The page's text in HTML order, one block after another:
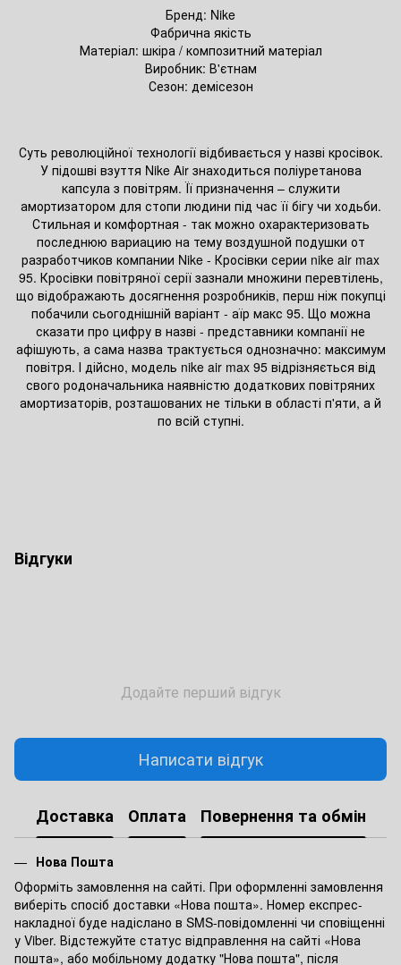
Бренд: Nike
Фабрична якість
Матеріал: шкіра / композитний матеріал
Виробник: В'єтнам
Сезон: демісезон
Суть революційної технології відбивається у назві кросівок.
У підошві взуття Nike Air знаходиться поліуретанова
капсула з повітрям. Її призначення – служити
амортизатором для стопи людини під час її бігу чи ходьби.
Стильная и комфортная - так можно охарактеризовать
последнюю вариацию на тему воздушной подушки от
разработчиков компании Nike - Кросівки серии nike air max
95. Кросівки повітряної серії зазнали множини перевтілень,
що відображають досягнення розробників, перш ніж покупці
побачили сьогоднішній варіант - аїр макс 95. Що можна
сказати про цифру в назві - представники компанії не
афішують, а сама назва трактується однозначно: максимум
повітря. І дійсно, модель nike air max 95 відрізняється від
свого родоначальника наявністю додаткових повітряних
амортизаторів, розташованих не тільки в області п'яти, а й
по всій ступні.
Відгуки
Додайте перший відгук
Написати відгук
Доставка Оплата Повернення та обмін
Нова Пошта
Оформіть замовлення на сайті. При оформленні замовлення
виберіть спосіб доставки «Нова пошта». Номер експрес-
накладної буде надіслано в SMS-повідомленні чи сповіщенні
у Viber. Відстежуйте статус відправлення на сайті «Нова
пошта», або мобільному додатку "Нова пошта", після